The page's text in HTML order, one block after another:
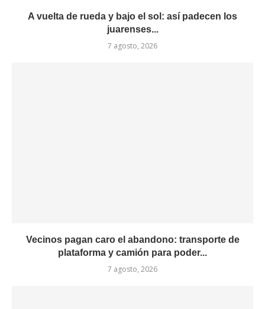
A vuelta de rueda y bajo el sol: así padecen los
juarenses...
7 agosto, 2026
Vecinos pagan caro el abandono: transporte de
plataforma y camión para poder...
7 agosto, 2026